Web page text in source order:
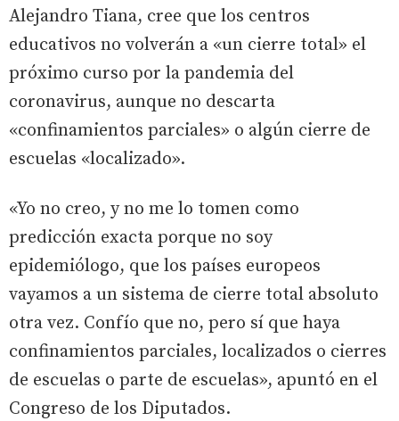
Alejandro Tiana, cree que los centros
educativos no volverán a «un cierre total» el
próximo curso por la pandemia del
coronavirus, aunque no descarta
«confinamientos parciales» o algún cierre de
escuelas «localizado».
«Yo no creo, y no me lo tomen como
predicción exacta porque no soy
epidemiólogo, que los países europeos
vayamos a un sistema de cierre total absoluto
otra vez. Confío que no, pero sí que haya
confinamientos parciales, localizados o cierres
de escuelas o parte de escuelas», apuntó en el
Congreso de los Diputados.